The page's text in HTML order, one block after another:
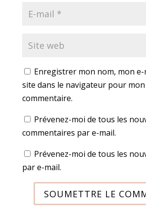
Enregistrer mon nom, mon
site dans le navigateur pour
commentaire.
Prévenez-moi de tous les
commentaires par e-mail.
Prévenez-moi de tous les
par e-mail.
SOUMETTRE LE